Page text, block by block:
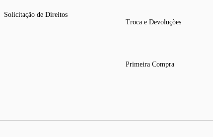
Solicitação de Direitos
Troca e Devoluções
Primeira Compra